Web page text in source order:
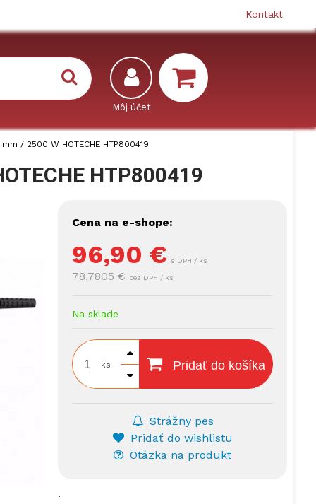
Kontakt
/ 2500 W HOTECHE HTP800419
HTP800419
Cena na e-shope:
96,90 € s DPH / ks
78,7805 € bez DPH / ks
Na sklade
ks Pridať do košíka
Strážny pes
Pridať do wishlistu
Otázka na produkt
.